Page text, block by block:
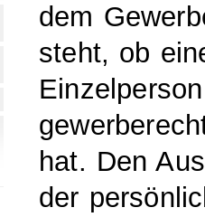
dem
steht, ob
hat. Den
der